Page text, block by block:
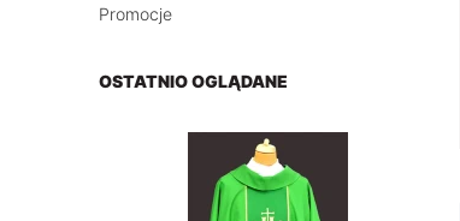
Promocje
OSTATNIO OGLĄDANE